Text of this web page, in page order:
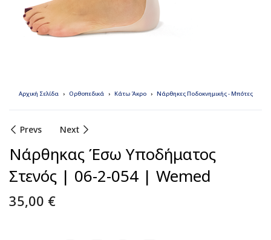
Αρχική Σελίδα Ορθοπεδικά Κάτω Άκρο Νάρθηκες Ποδοκνημικής - Μπότες
Prevs Next
Νάρθηκας Έσω Υποδήματος
Στενός | 06-2-054 | Wemed
35,00 €